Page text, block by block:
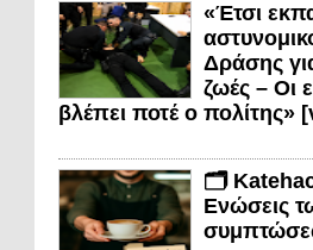
«Έτσι
Δράσης
ζωές – Οι
βλέπει ποτέ ο πολίτης»
🗂️
Ενώσεις